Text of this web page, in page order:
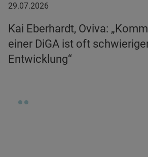
29.07.2026
29.07.2026
Kai Eberhardt, Oviva:
einer DiGA ist oft
Entwicklung“